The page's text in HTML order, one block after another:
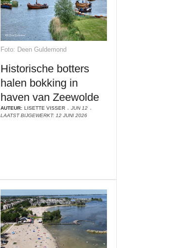
Foto: Deen Guldemond
Historische botters
halen bokking in
haven van Zeewolde
AUTEUR: LISETTE VISSER
JUN 12
LAATST BIJGEWERKT: 12 JUNI 2026